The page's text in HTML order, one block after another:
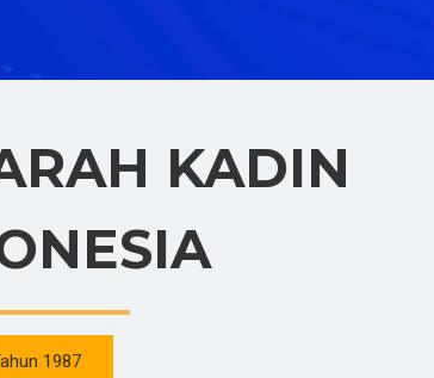
KADIN
1987